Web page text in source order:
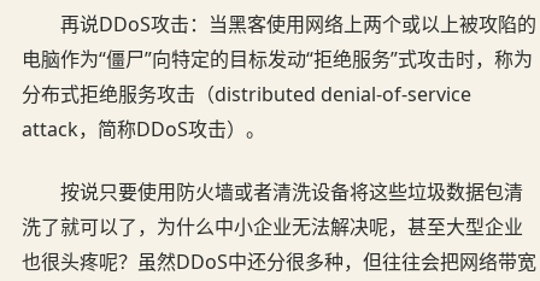
再说DDoS攻击：当黑客使用网络上两个或以上被攻陷的
电脑作为“僵尸”向特定的目标发动“拒绝服务”式攻击时，称为
分布式拒绝服务攻击（distributed denial-of-service
attack，简称DDoS攻击）。
按说只要使用防火墙或者清洗设备将这些垃圾数据包清
洗了就可以了，为什么中小企业无法解决呢，甚至大型企业
也很头疼呢？虽然DDoS中还分很多种，但往往会把网络带宽